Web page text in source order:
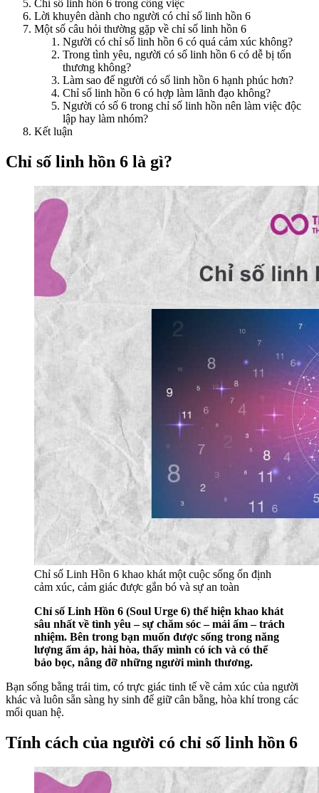
Chỉ số linh hồn 6 trong công việc
Lời khuyên dành cho người có chỉ số linh hồn 6
Một số câu hỏi thường gặp về chỉ số linh hồn 6
Người có chỉ số linh hồn 6 có quá cảm xúc không?
Trong tình yêu, người có số linh hồn 6 có dễ bị tổn
thương không?
Làm sao để người có số linh hồn 6 hạnh phúc hơn?
Chỉ số linh hồn 6 có hợp làm lãnh đạo không?
Người có số 6 trong chỉ số linh hồn nên làm việc độc
lập hay làm nhóm?
Kết luận
Chỉ số linh hồn 6 là gì?
Chỉ số Linh Hồn 6 khao khát một cuộc sống ổn định
cảm xúc, cảm giác được gắn bó và sự an toàn
Chỉ số Linh Hồn 6 (Soul Urge 6) thể hiện khao khát
sâu nhất về tình yêu – sự chăm sóc – mái ấm – trách
nhiệm. Bên trong bạn muốn được sống trong năng
lượng ấm áp, hài hòa, thấy mình có ích và có thể
bảo bọc, nâng đỡ những người mình thương.
Bạn sống bằng trái tim, có trực giác tinh tế về cảm xúc của người
khác và luôn sẵn sàng hy sinh để giữ cân bằng, hòa khí trong các
mối quan hệ.
Tính cách của người có chỉ số linh hồn 6